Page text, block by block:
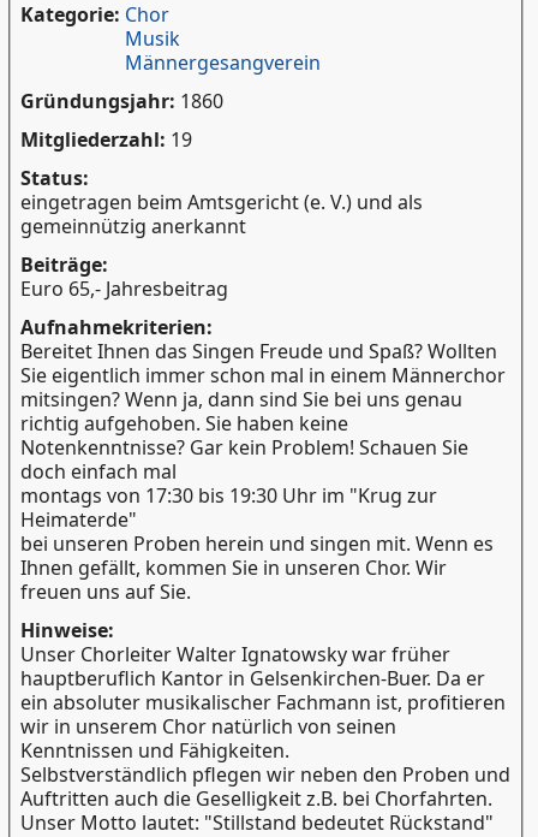
Kategorie: Chor
Musik
Männergesangverein
Gründungsjahr: 1860
Mitgliederzahl: 19
Status:
eingetragen beim Amtsgericht (e. V.) und als
gemeinnützig anerkannt
Beiträge:
Euro 65,- Jahresbeitrag
Aufnahmekriterien:
Bereitet Ihnen das Singen Freude und Spaß? Wollten
Sie eigentlich immer schon mal in einem Männerchor
mitsingen? Wenn ja, dann sind Sie bei uns genau
richtig aufgehoben. Sie haben keine
Notenkenntnisse? Gar kein Problem! Schauen Sie
doch einfach mal
montags von 17:30 bis 19:30 Uhr im "Krug zur
Heimaterde"
bei unseren Proben herein und singen mit. Wenn es
Ihnen gefällt, kommen Sie in unseren Chor. Wir
freuen uns auf Sie.
Hinweise:
Unser Chorleiter Walter Ignatowsky war früher
hauptberuflich Kantor in Gelsenkirchen-Buer. Da er
ein absoluter musikalischer Fachmann ist, profitieren
wir in unserem Chor natürlich von seinen
Kenntnissen und Fähigkeiten.
Selbstverständlich pflegen wir neben den Proben und
Auftritten auch die Geselligkeit z.B. bei Chorfahrten.
Unser Motto lautet: "Stillstand bedeutet Rückstand"